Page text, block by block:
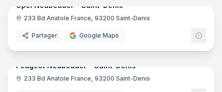
Opel Neubeauer - Saint-Denis
233 Bd Anatole France, 93200 Saint-Denis
Partager Google Maps
Peugeot Neubeauer - Saint-Denis
233 Bd Anatole France, 93200 Saint-Denis